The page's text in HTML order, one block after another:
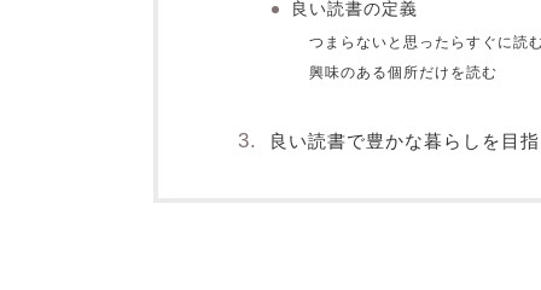
良い読書の定義
つまらないと思ったらすぐに読
興味のある個所だけを読む
良い読書で豊かな暮らしを目指